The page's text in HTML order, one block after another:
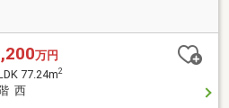
万円
77.24m2
西